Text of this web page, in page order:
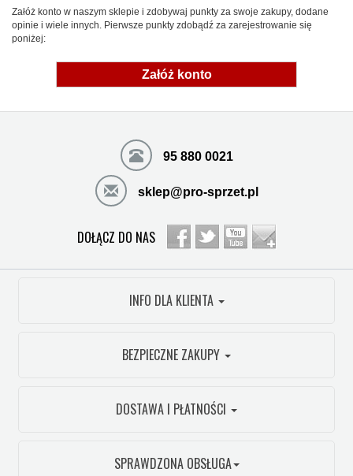
Załóż konto w naszym sklepie i zdobywaj punkty za swoje zakupy, dodane
opinie i wiele innych. Pierwsze punkty zdobądź za zarejestrowanie się
poniżej:
Załóż konto
95 880 0021
sklep@pro-sprzet.pl
DOŁĄCZ DO NAS
INFO DLA KLIENTA
BEZPIECZNE ZAKUPY
DOSTAWA I PŁATNOŚCI
SPRAWDZONA OBSŁUGA